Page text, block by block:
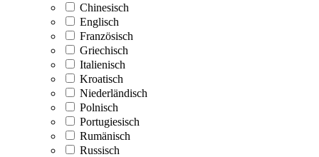
Chinesisch
Englisch
Französisch
Griechisch
Italienisch
Kroatisch
Niederländisch
Polnisch
Portugiesisch
Rumänisch
Russisch